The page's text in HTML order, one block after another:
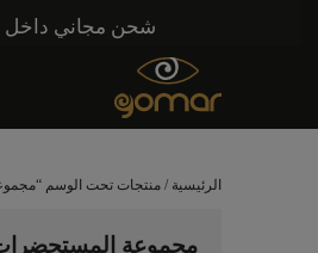
شحن مجاني داخل الإمارات العربية
الرئيسية /منتجات تحت الوسم
مجموعة